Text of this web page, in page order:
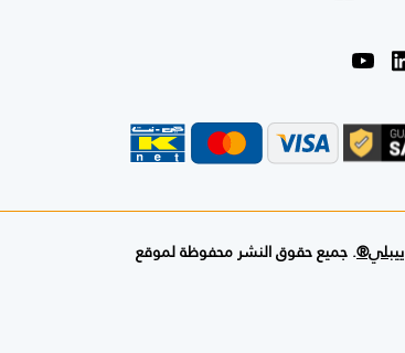
ييبلي®. جميع حقوق النشر محفوظة لموقع